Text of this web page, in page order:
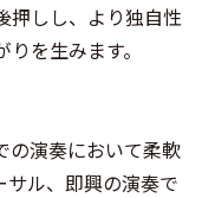
押しし、より独自性
を生みます。
の演奏において柔軟
サル、即興の演奏で